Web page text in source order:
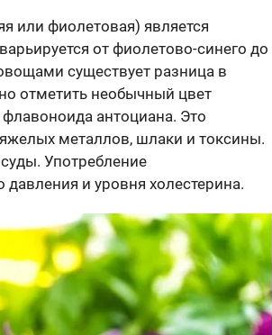
или фиолетовая) является
от фиолетово-синего до
существует разница в
отметить необычный цвет
флавоноида антоциана. Это
металлов, шлаки и токсины.
Употребление
и уровня холестерина.